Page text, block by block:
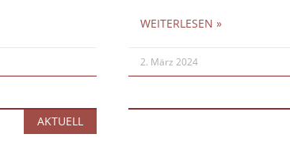
WEITERLESEN »
2. März 2024
AKTUELL